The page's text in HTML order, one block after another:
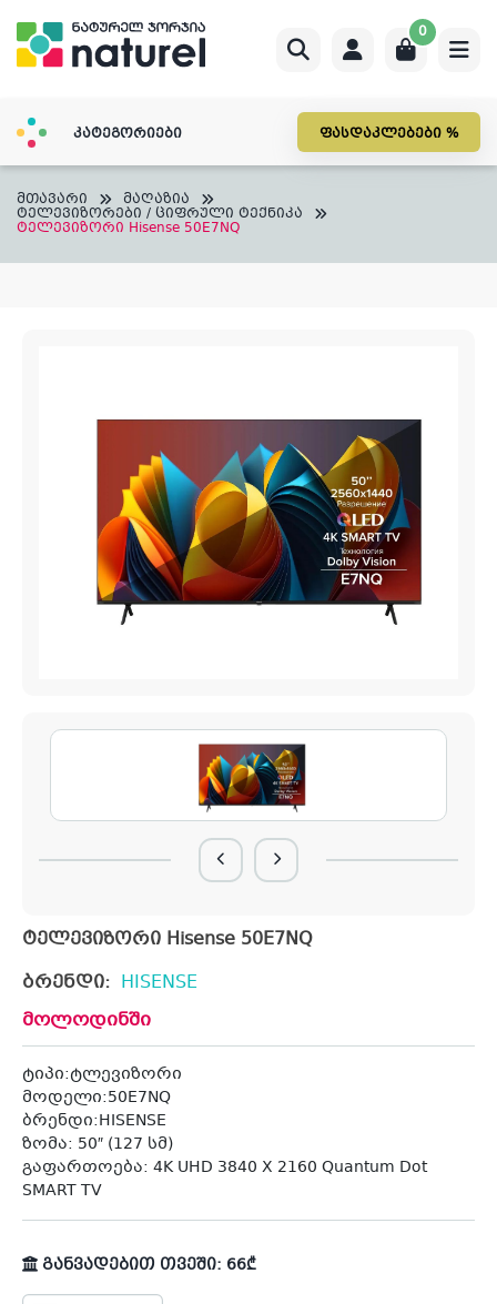
content
0
კატეგორიები ფასდაკლებები %
მთავარი მაღაზია
ტელევიზორები / ციფრული ტექნიკა
ტელევიზორი Hisense 50E7NQ
ტელევიზორი Hisense 50E7NQ
ბრენდი: HISENSE
მოლოდინში
ტიპი:ტლევიზორი
მოდელი:50E7NQ
ბრენდი:HISENSE
ზომა: 50″ (127 სმ)
გაფართოება: 4K UHD 3840 X 2160 Quantum Dot
SMART TV
განვადებით თვეში: 66₾